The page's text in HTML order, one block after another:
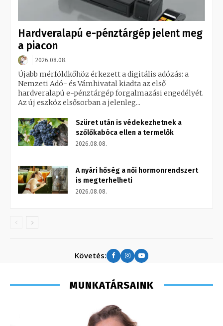
Hardveralapú e-pénztárgép jelent meg
a piacon
2026.08.08.
Újabb mérföldkőhöz érkezett a digitális adózás: a
Nemzeti Adó- és Vámhivatal kiadta az első
hardveralapú e-pénztárgép forgalmazási engedélyét.
Az új eszköz elsősorban a jelenleg...
Szüret után is védekezhetnek a
szőlőkabóca ellen a termelők
2026.08.08.
A nyári hőség a női hormonrendszert
is megterhelheti
2026.08.08.
Követés:
MUNKATÁRSAINK